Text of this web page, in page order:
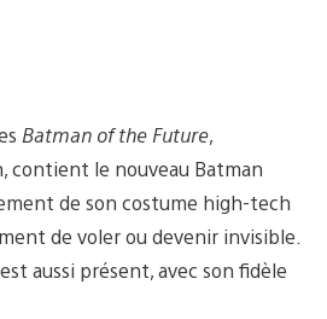
Batman of the Future,
contient le nouveau Batman
de son costume high-tech
de voler ou devenir invisible.
aussi présent, avec son fidèle